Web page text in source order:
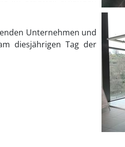
Unternehmen und
diesjährigen Tag der